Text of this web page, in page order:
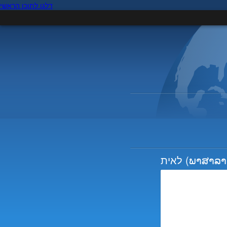
דלגו לתוכן הראשי
לאית (ພາສາລ